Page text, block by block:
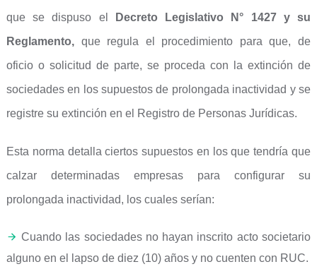
que se dispuso el
Decreto Legislativo N° 1427 y su
Reglamento,que regula el procedimiento para que, de
oficio o solicitud de parte, se proceda con la extinción de
sociedades en los supuestos de prolongada inactividad y se
registre su extinción en el Registro de Personas Jurídicas.
Esta norma detalla ciertos supuestos en los que tendría que
calzar determinadas empresas para configurar su
prolongada inactividad, los cuales serían:
Cuando las sociedades no hayan inscrito acto societario
alguno en el lapso de diez (10) años y no cuenten con RUC.